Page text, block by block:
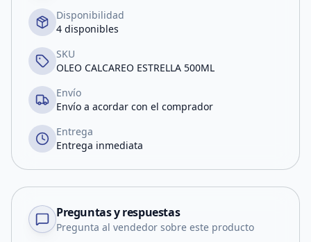
Disponibilidad
4 disponibles
SKU
OLEO CALCAREO ESTRELLA 500ML
Envío
Envío a acordar con el comprador
Entrega
Entrega inmediata
Preguntas y respuestas
Pregunta al vendedor sobre este producto